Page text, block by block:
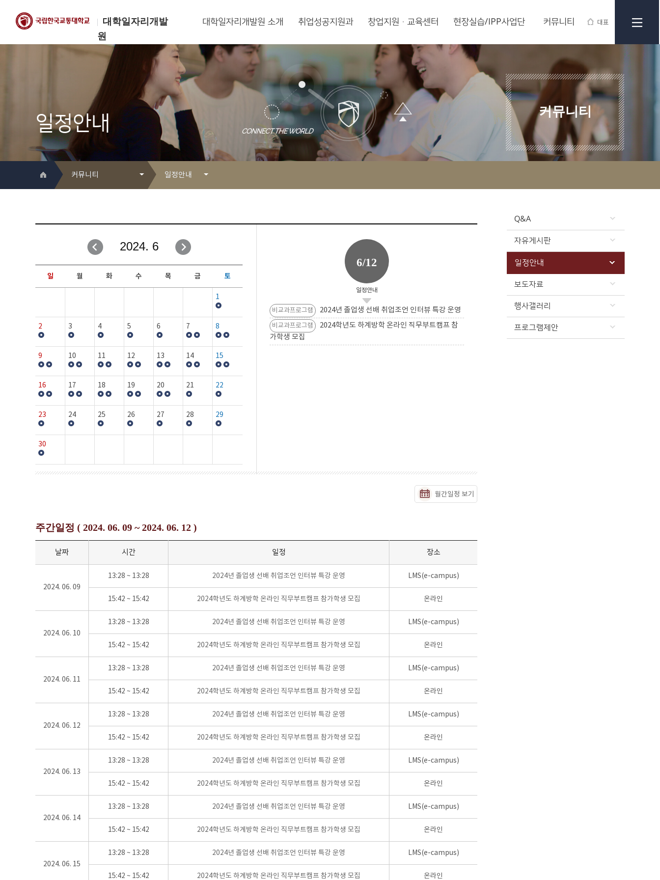
대학일자리개발
원
대표
한국교통대학교
대학일자리개발원
대학일자리개발원 소개 취업성공지원과 창업지원·교육센터 현장실습/IPP사업단 커뮤니티
일정안내
커뮤니티
커뮤니티
취업성공지원과
창업지원·교육센터
현장실습/IPP사업단
커뮤니티
일정안내
자유게시판
일정안내
보도자료
행사갤러리
Q&A
자유게시판
일정안내
보도자료
행사갤러리
프로그램제안
2024. 6
일 월 화 수 목 금 토
1
2 3 4 5 6 7 8
9 10 11 12 13 14 15
16 17 18 19 20 21 22
23 24 25 26 27 28 29
30
6/12
일정안내
비교과프로그램 2024년 졸업생 선배 취업조언 인터뷰 특강 운영
비교과프로그램
2024학년도 하계방학 온라인 직무부트캠프 참
가학생 모집
월간일정 보기
주간일정 ( 2024. 06. 09 ~ 2024. 06. 12 )
날짜 시간 일정 장소
2024. 06. 09
13:28 ~ 13:28 2024년 졸업생 선배 취업조언 인터뷰 특강 운영 LMS(e-campus)
15:42 ~ 15:42 2024학년도 하계방학 온라인 직무부트캠프 참가학생 모집 온라인
2024. 06. 10
13:28 ~ 13:28 2024년 졸업생 선배 취업조언 인터뷰 특강 운영 LMS(e-campus)
15:42 ~ 15:42 2024학년도 하계방학 온라인 직무부트캠프 참가학생 모집 온라인
2024. 06. 11
13:28 ~ 13:28 2024년 졸업생 선배 취업조언 인터뷰 특강 운영 LMS(e-campus)
15:42 ~ 15:42 2024학년도 하계방학 온라인 직무부트캠프 참가학생 모집 온라인
2024. 06. 12
13:28 ~ 13:28 2024년 졸업생 선배 취업조언 인터뷰 특강 운영 LMS(e-campus)
15:42 ~ 15:42 2024학년도 하계방학 온라인 직무부트캠프 참가학생 모집 온라인
2024. 06. 13
13:28 ~ 13:28 2024년 졸업생 선배 취업조언 인터뷰 특강 운영 LMS(e-campus)
15:42 ~ 15:42 2024학년도 하계방학 온라인 직무부트캠프 참가학생 모집 온라인
2024. 06. 14
13:28 ~ 13:28 2024년 졸업생 선배 취업조언 인터뷰 특강 운영 LMS(e-campus)
15:42 ~ 15:42 2024학년도 하계방학 온라인 직무부트캠프 참가학생 모집 온라인
2024. 06. 15
13:28 ~ 13:28 2024년 졸업생 선배 취업조언 인터뷰 특강 운영 LMS(e-campus)
15:42 ~ 15:42 2024학년도 하계방학 온라인 직무부트캠프 참가학생 모집 온라인